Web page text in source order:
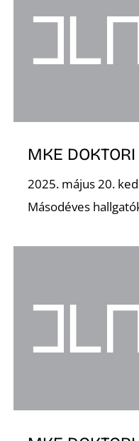
MKE
2025. május 20.
Másodéves